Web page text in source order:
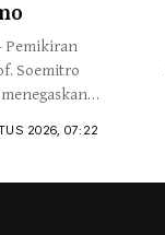
Pemikiran
Soemitro
2026, 07:22